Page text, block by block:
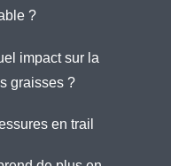
?
impact sur la
graisses ?
en trail